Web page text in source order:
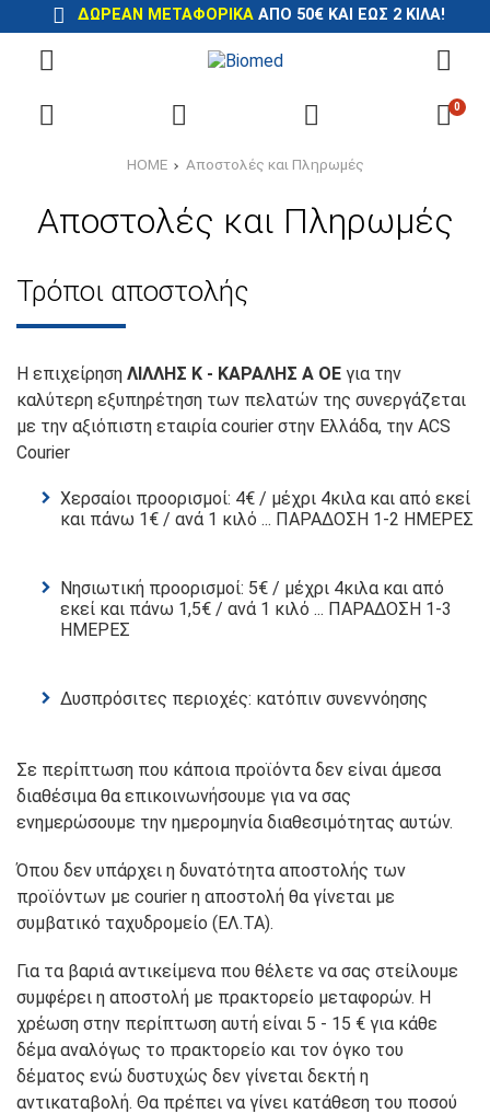
ΔΩΡΕΆΝ ΜΕΤΑΦΟΡΙΚΆΑΠΌ 50€ ΚΑΙ ΈΩΣ 2 ΚΙΛΆ!
0
HOME Αποστολές και Πληρωμές
Αποστολές και Πληρωμές
Τρόποι αποστολής
Η επιχείρηση ΛΙΛΛΗΣ Κ - ΚΑΡΑΛΗΣ Α ΟΕ για την
καλύτερη εξυπηρέτηση των πελατών της συνεργάζεται
με την αξιόπιστη εταιρία courier στην Ελλάδα, την ACS
Courier
Χερσαίοι προορισμοί: 4€ / μέχρι 4κιλα και από εκεί
και πάνω 1€ / ανά 1 κιλό ... ΠΑΡΑΔΟΣΗ 1-2 ΗΜΕΡΕΣ
Νησιωτική προορισμοί: 5€ / μέχρι 4κιλα και από
εκεί και πάνω 1,5€ / ανά 1 κιλό ... ΠΑΡΑΔΟΣΗ 1-3
ΗΜΕΡΕΣ
Δυσπρόσιτες περιοχές: κατόπιν συνεννόησης
Σε περίπτωση που κάποια προϊόντα δεν είναι άμεσα
διαθέσιμα θα επικοινωνήσουμε για να σας
ενημερώσουμε την ημερομηνία διαθεσιμότητας αυτών.
Όπου δεν υπάρχει η δυνατότητα αποστολής των
προϊόντων με courier η αποστολή θα γίνεται με
συμβατικό ταχυδρομείο (ΕΛ.ΤΑ).
Για τα βαριά αντικείμενα που θέλετε να σας στείλουμε
συμφέρει η αποστολή με πρακτορείο μεταφορών. Η
χρέωση στην περίπτωση αυτή είναι 5 - 15 € για κάθε
δέμα αναλόγως το πρακτορείο και τον όγκο του
δέματος ενώ δυστυχώς δεν γίνεται δεκτή η
αντικαταβολή. Θα πρέπει να γίνει κατάθεση του ποσού